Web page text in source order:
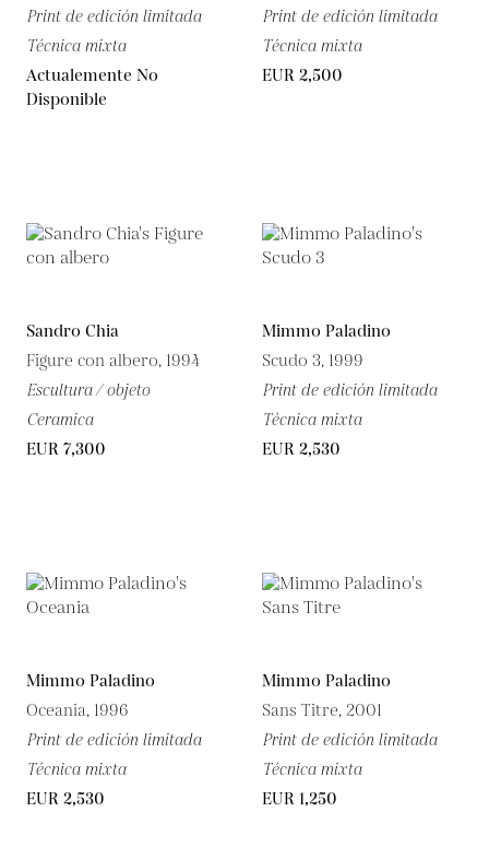
Print de edición limitada
Técnica mixta
Actualemente No
Disponible
Print de edición limitada
Técnica mixta
EUR 2,500
Sandro Chia
Figure con albero, 1994
Escultura / objeto
Ceramica
EUR 7,300
Mimmo Paladino
Scudo 3, 1999
Print de edición limitada
Técnica mixta
EUR 2,530
Mimmo Paladino
Oceania, 1996
Print de edición limitada
Técnica mixta
EUR 2,530
Mimmo Paladino
Sans Titre, 2001
Print de edición limitada
Técnica mixta
EUR 1,250